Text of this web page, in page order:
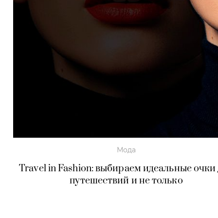
Мода
Travel in Fashion: выбираем идеальные очки
путешествий и не только